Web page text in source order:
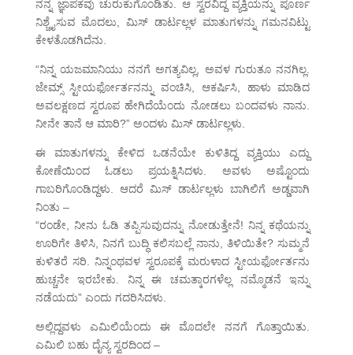
ನನ್ನ ಜ್ಞಾಪಕವು ಚುರುಕುಗೊಂಡಿತು. ಆ ಸ್ವರವಿದ್ದ ವ್ಯಕ್ತಿಯನ್ನು ಪೂರ್ಣ
ನಿಶ್ಚೈಸುವ ಮೊದಲು, ಮಿಸ್ ಡಾರ್ಟಲ್ಲಳ ಮಾತುಗಳನ್ನು ಗಮನವಿಟ್ಟು
ಕೇಳತೊಡಗಿದೆನು.
“ನಿನ್ನ ಯಜಮಾನಿಯು ನನಗೆ ಅಗತ್ಯವಿಲ್ಲ, ಅವಳ ಗುರುತೂ ನನಗಿಲ್ಲ.
ಜೇಮ್ಸ್ ಸ್ಟೀಯರ್ಫೋರ್ತನನ್ನು ವಂಚಿಸಿ, ಆಕರ್ಷಿಸಿ, ಹಾಳು ಮಾಡಿದ
ಅವಲಕ್ಷಣದ ಸ್ವರೂಪ ಹೇಗಿದೆಯೆಂದು ನೋಡಲು ಬಂದವಳು ನಾನು.
ನೀನೇ ತಾನೆ ಆ ಮಾರಿ?” ಅಂದಳು ಮಿಸ್ ಡಾರ್ಟಲ್ಲಳು.
ಈ ಮಾತುಗಳನ್ನು ಕೇಳಿದ ಒಡನೆಯೇ ಕುಳಿತಿದ್ದ ವ್ಯಕ್ತಿಯು ಎದ್ದು
ಕೋಣೆಯಿಂದ ಓಡಲು ಪ್ರಯತ್ನಿಸಿದಳು. ಅವಳು ಅಷ್ಟೊಂದು
ಗಾಬರಿಗೊಂಡಿದ್ದಳು. ಆದರೆ ಮಿಸ್ ಡಾರ್ಟಲ್ಲಳು ಬಾಗಿಲಿಗೆ ಅಡ್ಡವಾಗಿ
ನಿಂತು –
“ರಂಡೇ, ನೀನು ಓಡಿ ತಪ್ಪಿಸುವುದನ್ನು ನೋಡುತ್ತೇನೆ! ನಿನ್ನ ಕಥೆಯನ್ನು
ಊರಿಗೇ ತಿಳಿಸಿ, ನಿನಗೆ ಬುದ್ಧಿ ಕಲಿಸಬಲ್ಲೆ ನಾನು, ತಿಳಿಯಿತೇ? ಸುಮ್ಮನೆ
ಕುಳಿತರೆ ಸರಿ. ನಿನ್ನಂಥವಳ ಸ್ವರೂಪಕ್ಕೆ ಮರುಳಾದ ಸ್ಟೀಯರ್ಫೋರ್ತನು
ಹುಚ್ಚನೇ ಇರಬೇಕು. ನಿನ್ನ ಈ ಚಮತ್ಕಾರಗಳೆಲ್ಲ ನಮ್ಮೊಡನೆ ಇನ್ನು
ನಡೆಯದು” ಎಂದು ಗದರಿಸಿದಳು.
ಅಲ್ಲಿದ್ದವಳು ಎಮಿಲಿಯೆಂದು ಈ ಮೊದಲೇ ನನಗೆ ಗೊತ್ತಾಯಿತು.
ಎಮಿಲಿ ಬಹು ದೈನ್ಯ ಸ್ವರದಿಂದ –